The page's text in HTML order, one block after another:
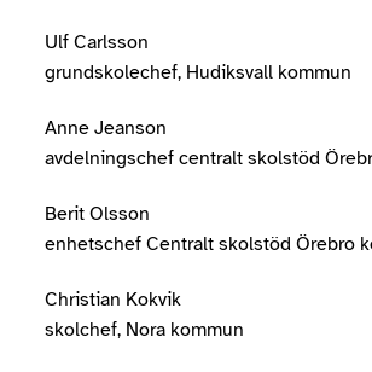
Ulf Carlsson
grundskolechef, Hudiksvall kommun
Anne Jeanson
avdelningschef centralt skolstöd
Berit Olsson
enhetschef Centralt skolstöd Örebro
Christian Kokvik
skolchef, Nora kommun